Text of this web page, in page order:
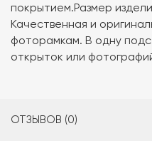
покрытием.Размер
Качественная и
фоторамкам. В одну
открыток или
ОТЗЫВОВ (0)